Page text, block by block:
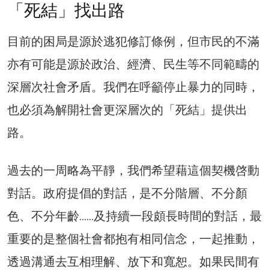
「死結」找出路
目前的困局是源於逃犯修訂條例，但市民的不滿
亦有可能是源於政治、經濟、民生等不同範疇的
深層次社會矛盾。我們在呼籲停止暴力的同時，
也必須為解開社會更深層次的「死結」提供出
路。
過去的一周略為平靜，我們希望藉這個契機啓動
對話。政府提倡的對話，是不分階層、不分顏
色、不分年齡……及持續一段頗長時間的對話，最
重要的是整個社會都抱有相同信念，一起推動，
透過溝通去互相理解、放下和寬恕。如果民間有